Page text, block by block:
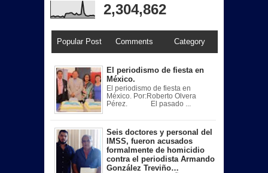
2,304,862
Popular Post Comments Category
El periodismo de fiesta en
México.
El periodismo de fiesta en
México. Por:Roberto Olvera
Pérez. El pasado ...
Seis doctores y personal del
IMSS, fueron acusados
formalmente de homicidio
contra el periodista Armando
González Treviño…